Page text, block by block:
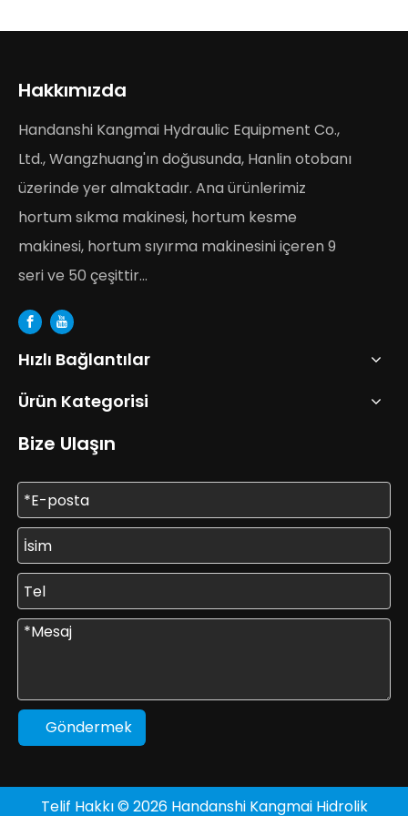
Hakkımızda
Handanshi Kangmai Hydraulic Equipment Co.,
Ltd., Wangzhuang'ın doğusunda, Hanlin otobanı
üzerinde yer almaktadır. Ana ürünlerimiz
hortum sıkma makinesi, hortum kesme
makinesi, hortum sıyırma makinesini içeren 9
seri ve 50 çeşittir...
Hızlı Bağlantılar
Ürün Kategorisi
Bize Ulaşın
Göndermek
Telif Hakkı © 2026Handanshi Kangmai Hidrolik